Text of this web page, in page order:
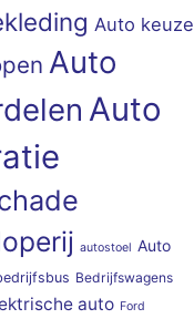
Auto keuze
Auto
Auto
autostoel Auto
Bedrijfswagens
auto Ford